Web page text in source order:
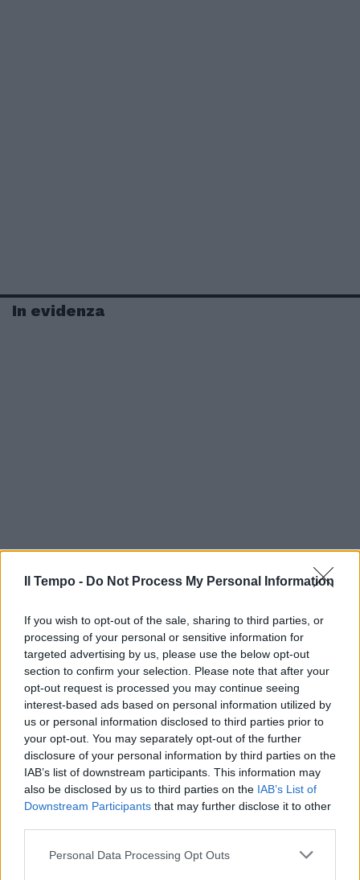
Il Tempo - Do Not Process My Personal Information
If you wish to opt-out of the sale, sharing to third parties, or
processing of your personal or sensitive information for
targeted advertising by us, please use the below opt-out
section to confirm your selection. Please note that after your
opt-out request is processed you may continue seeing
interest-based ads based on personal information utilized by
us or personal information disclosed to third parties prior to
your opt-out. You may separately opt-out of the further
disclosure of your personal information by third parties on the
IAB’s list of downstream participants. This information may
also be disclosed by us to third parties on the IAB’s List of
Downstream Participants that may further disclose it to other
Personal Data Processing Opt Outs
In evidenza